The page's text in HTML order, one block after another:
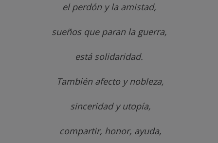
el perdón y la amistad,
sueños que paran la guerra,
está solidaridad.
También afecto y nobleza,
sinceridad y utopía,
compartir, honor, ayuda,